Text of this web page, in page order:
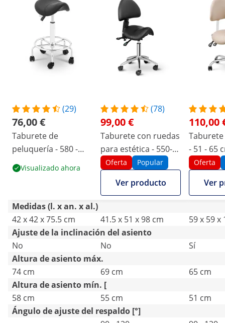
(29)
76,00 €
Taburete de
peluquería - 580 -
740 mm - 150 kg -
Negro
Visualizado ahora
(78)
99,00 €
Taburete con ruedas
para estética - 550-
690 mm - 150 kg -
Negro
Oferta Popular
Ver producto
110,00
- 51 - 65
Crema,
Oferta
Ver
Medidas (l. x an. x al.)
42 x 42 x 75.5 cm
41.5 x 51 x 98 cm
59 x 59 x
Ajuste de la inclinación del asiento
No
No
Sí
Altura de asiento máx.
74 cm
69 cm
65 cm
Altura de asiento mín. [
58 cm
55 cm
51 cm
Ángulo de ajuste del respaldo [°]